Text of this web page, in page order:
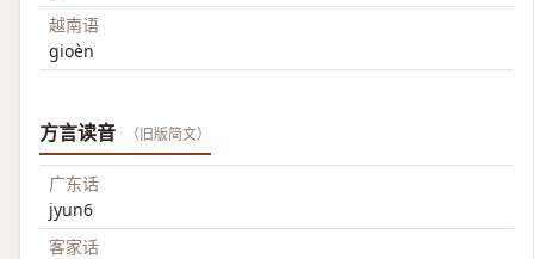
越南语
gioèn
方言读音 （旧版简文）
广东话
jyun6
客家话